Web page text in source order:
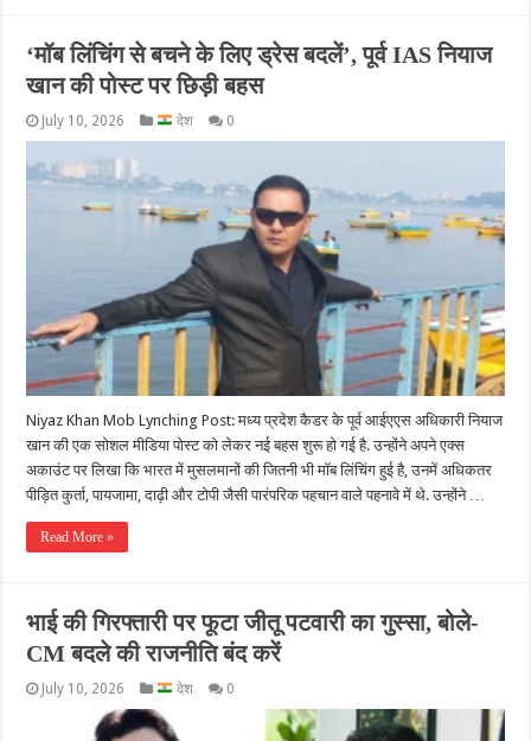
‘मॉब लिंचिंग से बचने के लिए ड्रेस बदलें’, पूर्व IAS नियाज
खान की पोस्ट पर छिड़ी बहस
July 10, 2026 देश 0
Niyaz Khan Mob Lynching Post: मध्य प्रदेश कैडर के पूर्व आईएएस अधिकारी नियाज
खान की एक सोशल मीडिया पोस्ट को लेकर नई बहस शुरू हो गई है. उन्होंने अपने एक्स
अकाउंट पर लिखा कि भारत में मुसलमानों की जितनी भी मॉब लिंचिंग हुई है, उनमें अधिकतर
पीड़ित कुर्ता, पायजामा, दाढ़ी और टोपी जैसी पारंपरिक पहचान वाले पहनावे में थे. उन्होंने …
Read More »
भाई की गिरफ्तारी पर फूटा जीतू पटवारी का गुस्सा, बोले-
CM बदले की राजनीति बंद करें
July 10, 2026 देश 0